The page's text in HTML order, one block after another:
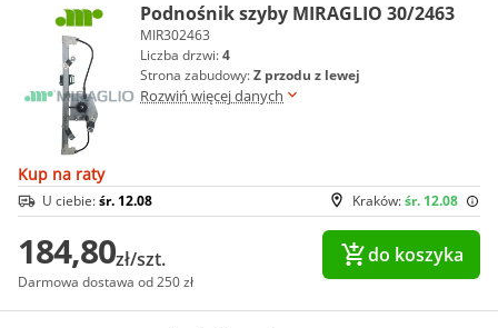
Podnośnik szyby MIRAGLIO 30/2463
MIR302463
Liczba drzwi:4
Strona zabudowy:Z przodu z lewej
Rozwiń więcej danych
Kup na raty
Kraków:śr. 12.08
U ciebie:śr. 12.08
184,80zł/szt.
Darmowa dostawa od 250 zł
do koszyka